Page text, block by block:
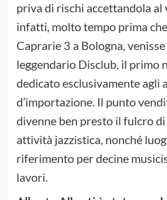
priva di rischi accettandola al
infatti, molto tempo prima
Caprarie 3 a Bologna,
leggendario Disclub, il primo
dedicato esclusivamente agli
d’importazione. Il punto
divenne ben presto il fulcro di
attività jazzistica, nonché
riferimento per decine
lavori.